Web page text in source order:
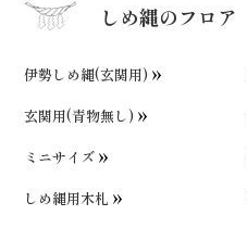
しめ縄のフロア
伊勢しめ縄(玄関用)
玄関用(青物無し)
ミニサイズ
しめ縄用木札